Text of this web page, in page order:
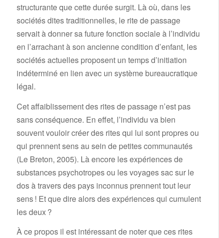
structurante que cette durée surgit. Là où, dans les
sociétés dites traditionnelles, le rite de passage
servait à donner sa future fonction sociale à l’individu
en l’arrachant à son ancienne condition d’enfant, les
sociétés actuelles proposent un temps d’initiation
indéterminé en lien avec un système bureaucratique
légal.
Cet affaiblissement des rites de passage n’est pas
sans conséquence. En effet, l’individu va bien
souvent vouloir créer des rites qui lui sont propres ou
qui prennent sens au sein de petites communautés
(Le Breton, 2005). Là encore les expériences de
substances psychotropes ou les voyages sac sur le
dos à travers des pays inconnus prennent tout leur
sens ! Et que dire alors des expériences qui cumulent
les deux ?
À ce propos il est intéressant de noter que ces rites